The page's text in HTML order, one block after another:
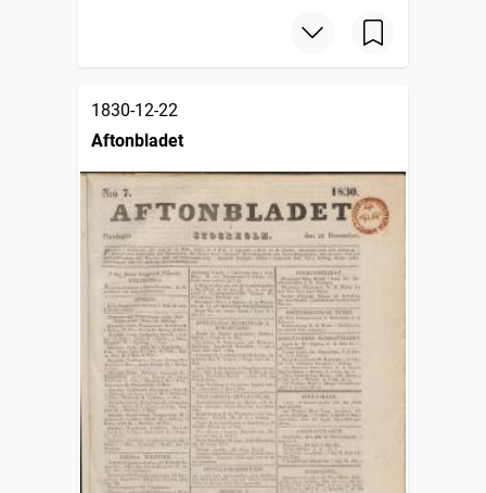
1830-12-22
Aftonbladet